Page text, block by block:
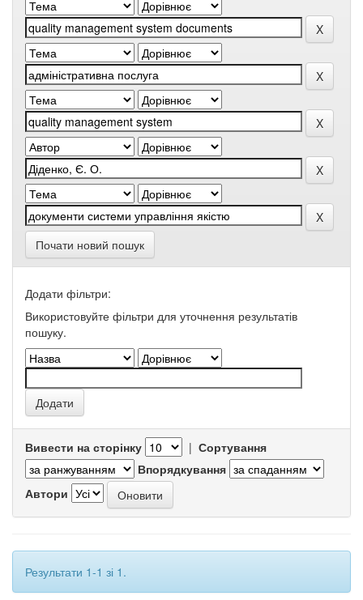
Почати новий пошук
Додати фільтри:
Використовуйте фільтри для уточнення результатів
пошуку.
Вивести на сторінку | Сортування
Впорядкування
Автори
Результати 1-1 зі 1.